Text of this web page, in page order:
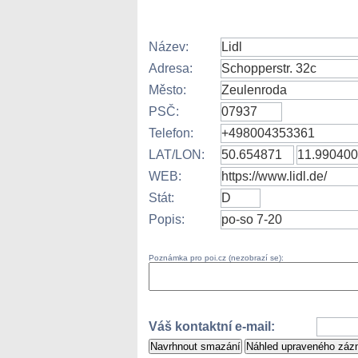
Název:
Adresa:
Město:
PSČ:
Telefon:
LAT/LON:
WEB:
Stát:
Popis:
Poznámka pro poi.cz (nezobrazí se):
Váš kontaktní e-mail: